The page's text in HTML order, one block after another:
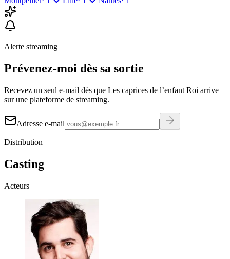
Alerte streaming
Prévenez-moi dès sa sortie
Recevez un seul e-mail dès que Les caprices de l’enfant Roi arrive
sur une plateforme de streaming.
Adresse e-mail
Distribution
Casting
Acteurs